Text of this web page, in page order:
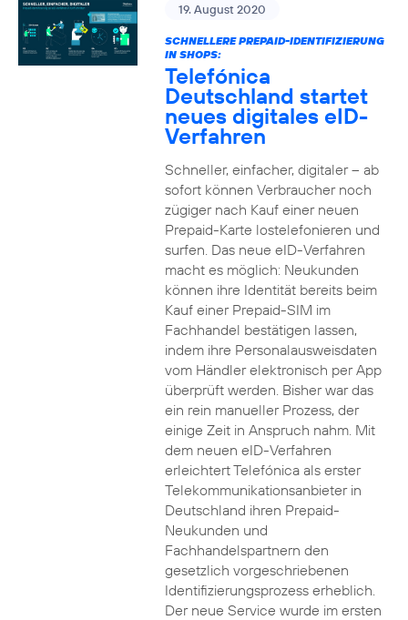
19. August 2020
SCHNELLERE PREPAID-IDENTIFIZIERUNG
IN SHOPS:
Telefónica
Deutschland startet
neues digitales eID-
Verfahren
Schneller, einfacher, digitaler – ab
sofort können Verbraucher noch
zügiger nach Kauf einer neuen
Prepaid-Karte lostelefonieren und
surfen. Das neue eID-Verfahren
macht es möglich: Neukunden
können ihre Identität bereits beim
Kauf einer Prepaid-SIM im
Fachhandel bestätigen lassen,
indem ihre Personalausweisdaten
vom Händler elektronisch per App
überprüft werden. Bisher war das
ein rein manueller Prozess, der
einige Zeit in Anspruch nahm. Mit
dem neuen eID-Verfahren
erleichtert Telefónica als erster
Telekommunikationsanbieter in
Deutschland ihren Prepaid-
Neukunden und
Fachhandelspartnern den
gesetzlich vorgeschriebenen
Identifizierungsprozess erheblich.
Der neue Service wurde im ersten